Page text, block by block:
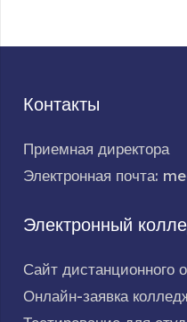
Контакты
Приемная директора
Электронная почта:
Электронный
Сайт дистанционного
Онлайн-заявка